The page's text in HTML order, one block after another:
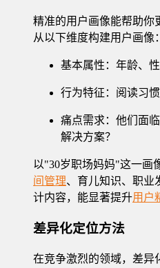
精准的用户画像能帮助你
从以下维度构建用户画像：
基本属性：年龄、
行为特征：阅读习
痛点需求：他们面
解决方案？
以"30岁职场妈妈"这一画
间管理、育儿知识、职业
计内容，能显著提升用户
差异化定位方法
在竞争激烈的领域，差异